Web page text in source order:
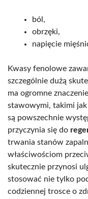
ból,
obrzęki,
napięcie
Kwasy fenolowe
szczególnie dużą
ma ogromne
stawowymi, takimi jak
są powszechnie
przyczynia się do
trwania stanów
właściwościom
skutecznie przynosi
stosować nie tylko
codziennej trosce o